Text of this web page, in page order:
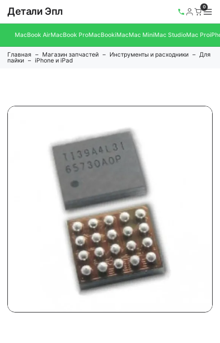
Детали Эпл 0
MacBook AirMacBook ProMacBookiMacMac MiniMac StudioMac Pro
Главная Магазин запчастей Инструменты и расходники
Для
пайки
iPhone и iPad